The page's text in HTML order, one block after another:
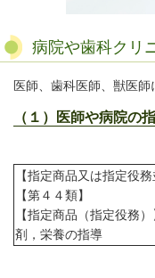
病院や歯科クリ
医師、歯科医師、獣医師
（１）医師や病院の
【指定商品又は指定役
【第４４類】
【指定商品（指定役務
剤，栄養の指導